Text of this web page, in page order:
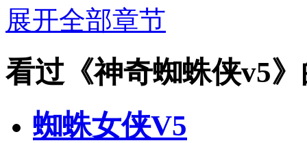
展开全部章节
看过《神奇蜘蛛侠v5
蜘蛛女侠V5